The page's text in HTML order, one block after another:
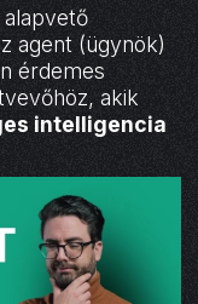
alapvető
agent (ügynök)
érdemes
akik
intelligencia